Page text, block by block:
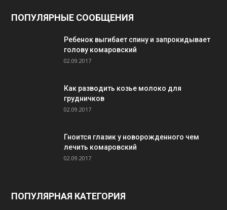
ПОПУЛЯРНЫЕ СООБЩЕНИЯ
Ребенок выгибает спину и запрокидывает
голову комаровский
02.09.2017
Как разводить козье молоко для
грудничков
02.09.2017
Гноится глазик у новорожденного чем
лечить комаровский
02.09.2017
ПОПУЛЯРНАЯ КАТЕГОРИЯ